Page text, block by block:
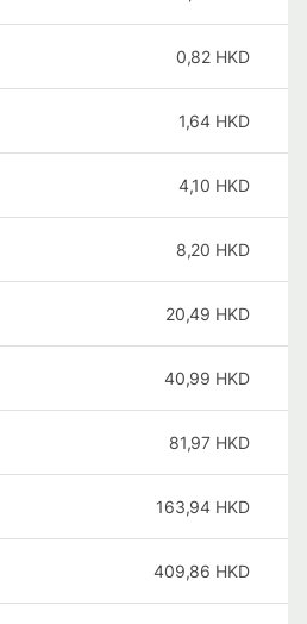
0,82 HKD
1,64 HKD
4,10 HKD
8,20 HKD
20,49 HKD
40,99 HKD
81,97 HKD
163,94 HKD
409,86 HKD